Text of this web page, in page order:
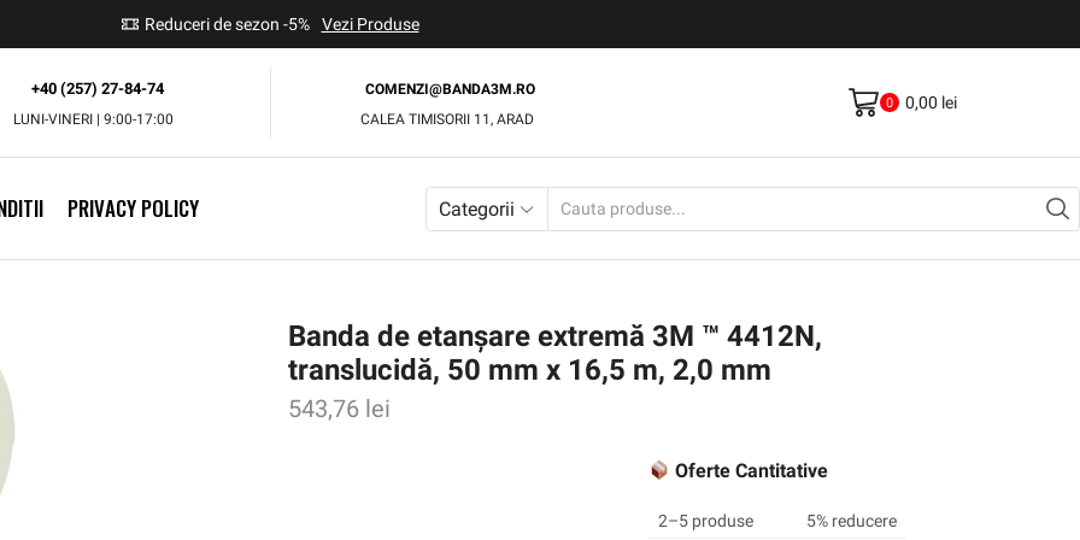
Reduceri de sezon -5% Vezi Produse
+40 (257) 27-84-74
LUNI-VINERI | 9:00-17:00
COMENZI@BANDA3M.RO
CALEA TIMISORII 11, ARAD
0 0,00 lei
PRIVACY POLICY Categorii
Banda de etanșare extremă 3M ™ 4412N,
translucidă, 50 mm x 16,5 m, 2,0 mm
543,76 lei
Oferte Cantitative
2–5 produse
5% reducere